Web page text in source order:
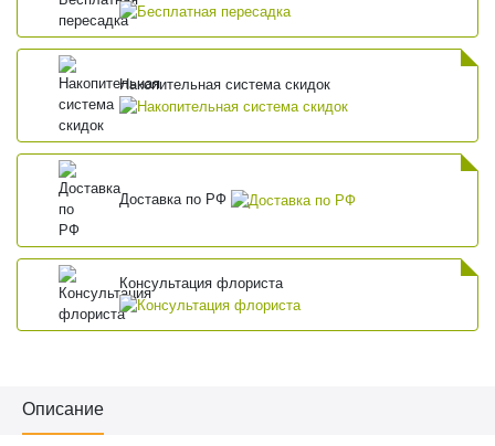
Накопительная система скидок
Доставка по РФ
Консультация флориста
Описание